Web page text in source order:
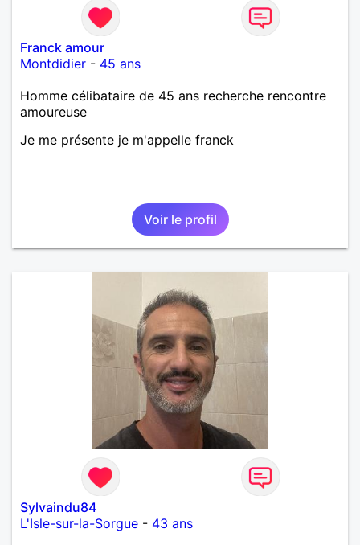
Franck amour
Montdidier - 45 ans
Homme célibataire de 45 ans recherche rencontre
amoureuse
Je me présente je m'appelle franck
Voir le profil
Sylvaindu84
L'Isle-sur-la-Sorgue - 43 ans